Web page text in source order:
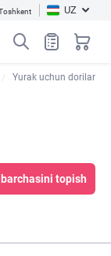
UZ
Yurak uchun dorilar
topish